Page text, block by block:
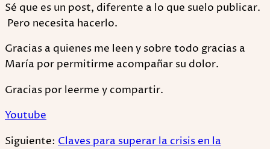
Sé que es un post, diferente a lo que suelo publicar.
Pero necesita hacerlo.
Gracias a quienes me leen y sobre todo gracias a
María por permitirme acompañar su dolor.
Gracias por leerme y compartir.
Youtube
Siguiente: Claves para superar la crisis en la